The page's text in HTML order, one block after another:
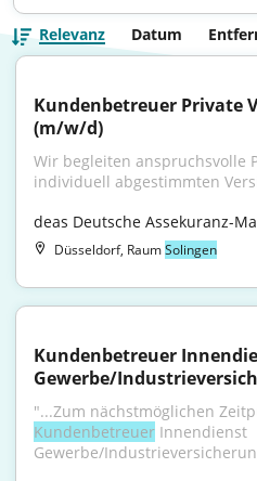
Relevanz Datum
Kundenbetreuer Private
(m/w/d)
Wir begleiten anspruchsvolle
individuell abgestimmten
deas Deutsche Assekuranz-
Düsseldorf, RaumSolingen
Kundenbetreuer
Gewerbe/
Kundenbetreuer Innendienst
Gewerbe/